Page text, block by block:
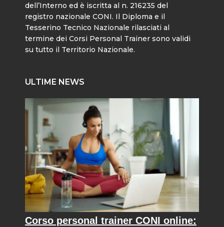
dell’Interno ed è iscritta al n. 216235 del
registro nazionale CONI. Il Diploma e il
Tesserino Tecnico Nazionale rilasciati al
termine dei Corsi Personal Trainer sono validi
su tutto il Territorio Nazionale.
ULTIME NEWS
Corso personal trainer CONI online: